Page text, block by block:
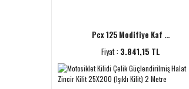
Pcx 125 Modifiye Kaf ...
Fiyat : 3.841,15 TL